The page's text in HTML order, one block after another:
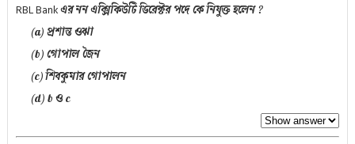
RBL Bankএর নন এক্সিকিউটি ডিরেক্টর পদে কে নিযুক্ত হলেন ?
(a) প্রশান্ত ওঝা
(b) গোপাল জৈন
(c) শিবকুমার গোপালন
(d) b ও c